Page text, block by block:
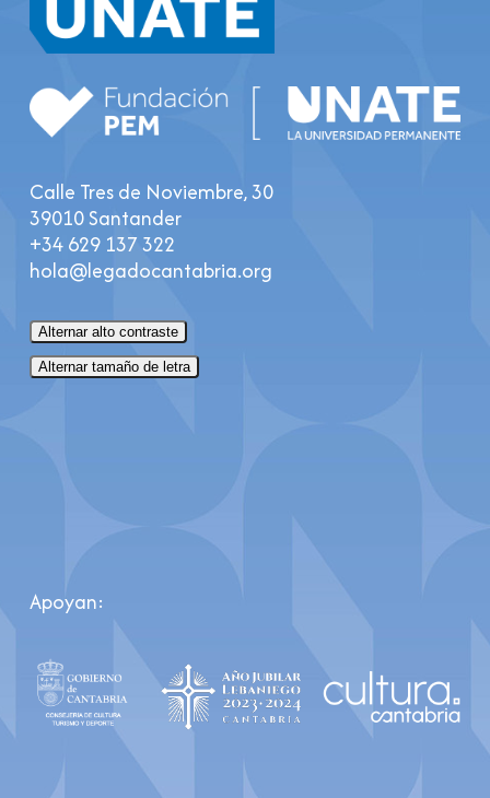
Calle Tres de Noviembre, 30
39010 Santander
+34 629 137 322
hola@legadocantabria.org
Alternar alto contraste
Alternar tamaño de letra
Apoyan: